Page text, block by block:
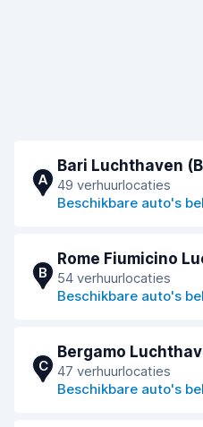
A
Bari Luchthaven
49 verhuurlocaties
Beschikbare auto's
B
Rome Fiumicino
54 verhuurlocaties
Beschikbare auto's
C
Bergamo
47 verhuurlocaties
Beschikbare auto's